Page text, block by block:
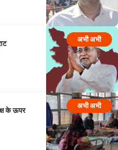
अभी अभी
अभी अभी
के ऊपर